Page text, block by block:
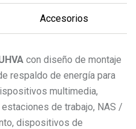
Accesorios
con diseño de montaje
respaldo de energía para
multimedia,
de trabajo, NAS /
dispositivos de